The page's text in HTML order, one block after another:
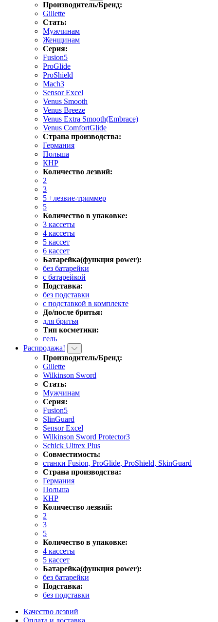
Производитель/Бренд:
Gillette
Стать:
Мужчинам
Женщинам
Серия:
Fusion5
ProGlide
ProShield
Mach3
Sensor Excel
Venus Smooth
Venus Breeze
Venus Extra Smooth(Embrace)
Venus ComfortGlide
Страна производства:
Германия
Польша
КНР
Количество лезвий:
2
3
5 +лезвие-триммер
5
Количество в упаковке:
3 кассеты
4 кассеты
5 кассет
6 кассет
Батарейка(функция power):
без батарейки
с батарейкой
Подставка:
без подставки
с подставкой в комплекте
До/после бритья:
для бритья
Тип косметики:
гель
Распродажа!
Производитель/Бренд:
Gillette
Wilkinson Sword
Стать:
Мужчинам
Серия:
Fusion5
SlinGuard
Sensor Excel
Wilkinson Sword Protector3
Schick Ultrex Plus
Совместимость:
станки Fusion, ProGlide, ProShield, SkinGuard
Страна производства:
Германия
Польша
КНР
Количество лезвий:
2
3
5
Количество в упаковке:
4 кассеты
5 кассет
Батарейка(функция power):
без батарейки
Подставка:
без подставки
Качество лезвий